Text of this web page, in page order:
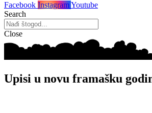
Facebook InstagramYoutube
Search
Close
Upisi u novu framašku